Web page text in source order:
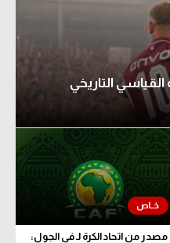
التاريخي
مصدر من اتحاد الكرة لـ في الجول: